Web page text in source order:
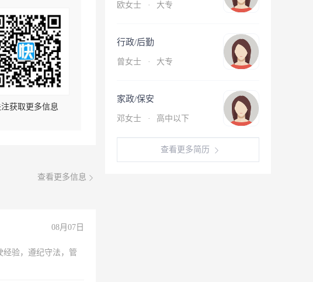
注获取更多信息
查看更多信息
08月07日
经验，遵纪守法，管
欧女士 · 大专
行政/后勤
曾女士 · 大专
家政/保安
邓女士 · 高中以下
查看更多简历